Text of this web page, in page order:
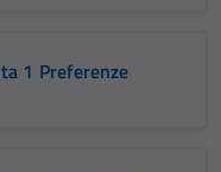
1 Preferenze